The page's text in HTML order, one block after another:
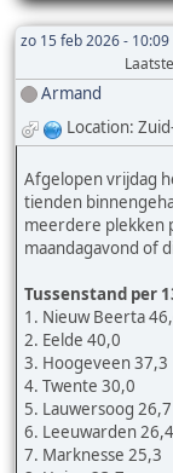
zo 15 feb 2026 - 10:09
Armand
Location:
Afgelopen vrijdag
tienden
meerdere plekken
maandagavond of
Tussenstand per
1. Nieuw Beerta
2. Eelde 40,0
3. Hoogeveen 37,3
4. Twente 30,0
5. Lauwersoog 26,7
6. Leeuwarden 26,4
7. Marknesse 25,3